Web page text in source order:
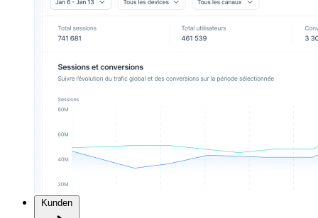
Kunden